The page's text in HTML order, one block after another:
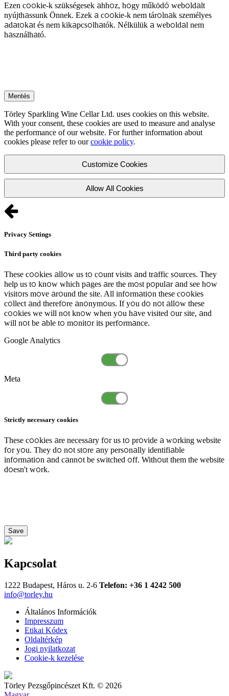
Ezen cookie-k szükségesek ahhoz, hogy működő weboldalt
nyújthassunk Önnek. Ezek a cookie-k nem tárolnak személyes
adatokat és nem kikapcsolhatók. Nélkülük a weboldal nem
használható.
Mentés
Törley Sparkling Wine Cellar Ltd. uses cookies on this website.
With your consent, these cookies are used to measure and analyse
the performance of our website. For further information about
cookies please refer to ourcookie policy.
Customize Cookies
Allow All Cookies
Privacy Settings
Third party cookies
These cookies allow us to count visits and traffic sources. They
help us to know which pages are the most popular and see how
visitors move around the site. All information these cookies
collect and therefore anonymous. If you do not allow these
cookies we will not know when you have visited our site, and
will not be able to monitor its performance.
Google Analytics
Meta
Strictly necessary cookies
These cookies are necessary for us to provide a working website
for you. They do not store any personally identifiable
information and cannot be switched off. Without them the website
doesn't work.
Save
Kapcsolat
1222 Budapest, Háros u. 2-6 Telefon: +36 1 4242 500
info@torley.hu
Általános Információk
Impresszum
Etikai Kódex
Oldaltérkép
Jogi nyilatkozat
Cookie-k kezelése
Törley Pezsgőpincészet Kft. © 2026